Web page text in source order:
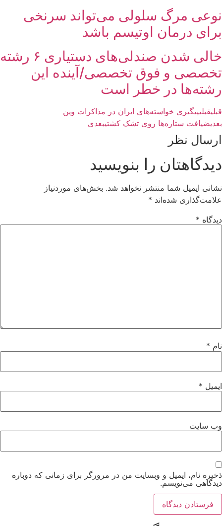
نوعی مرگ سلولی می‌تواند سرنخی
برای درمان اوتیسم باشد
خالی شدن صندلی‌های دستیاری ۶ رشته
تخصصی و فوق تخصصی/آینده این
رشته‌ها در خطر است
قبلیقبلیپیگیری خواسته‌های ایران در مذاکرات وین
بعدیضیافت ستاره‌ها روی تشک کشتیبعدی
ارسال نظر
دیدگاهتان را بنویسید
نشانی ایمیل شما منتشر نخواهد شد. بخش‌های موردنیاز
علامت‌گذاری شده‌اند *
دیدگاه *
نام *
ایمیل *
وب‌ سایت
ذخیره نام، ایمیل و وبسایت من در مرورگر برای زمانی که دوباره
دیدگاهی می‌نویسم.